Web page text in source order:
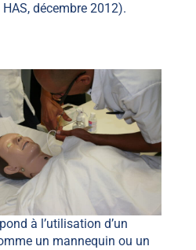
décembre 2012).
à l’utilisation d’un
un mannequin ou un